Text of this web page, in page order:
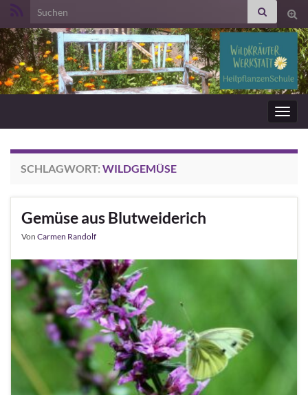
Search for:
SCHLAGWORT: WILDGEMÜSE
Gemüse aus Blutweiderich
Von Carmen Randolf